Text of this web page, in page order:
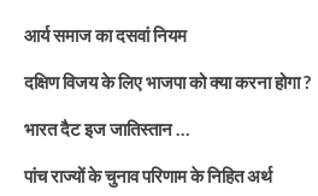
आर्य समाज का दसवां नियम
दक्षिण विजय के लिए भाजपा को क्या करना होगा ?
भारत दैट इज जातिस्तान …
पांच राज्यों के चुनाव परिणाम के निहित अर्थ